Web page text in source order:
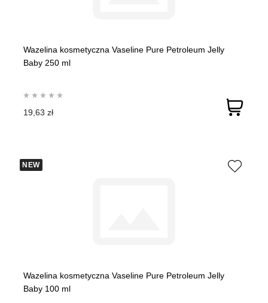
Wazelina kosmetyczna Vaseline Pure Petroleum Jelly
Baby 250 ml
19,63 zł
NEW
Wazelina kosmetyczna Vaseline Pure Petroleum Jelly
Baby 100 ml